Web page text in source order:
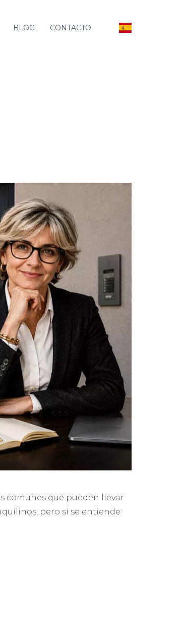
BLOG CONTACTO
comunes que pueden llevar
pero si se entiende